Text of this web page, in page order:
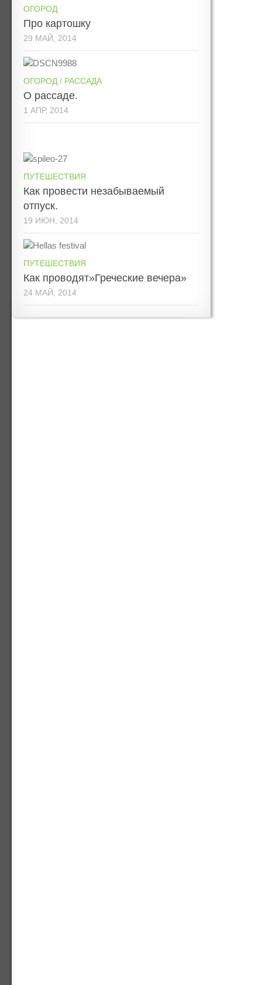
ОГОРОД
Про картошку
29 МАЙ, 2014
ОГОРОД / РАССАДА
О рассаде.
1 АПР, 2014
ПУТЕШЕСТВИЯ
Как провести незабываемый
отпуск.
19 ИЮН, 2014
ПУТЕШЕСТВИЯ
Как проводят»Греческие вечера»
24 МАЙ, 2014